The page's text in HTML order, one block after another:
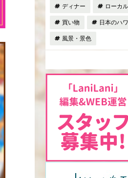
ディナー ローカ
買い物 日本のハ
風景・景色